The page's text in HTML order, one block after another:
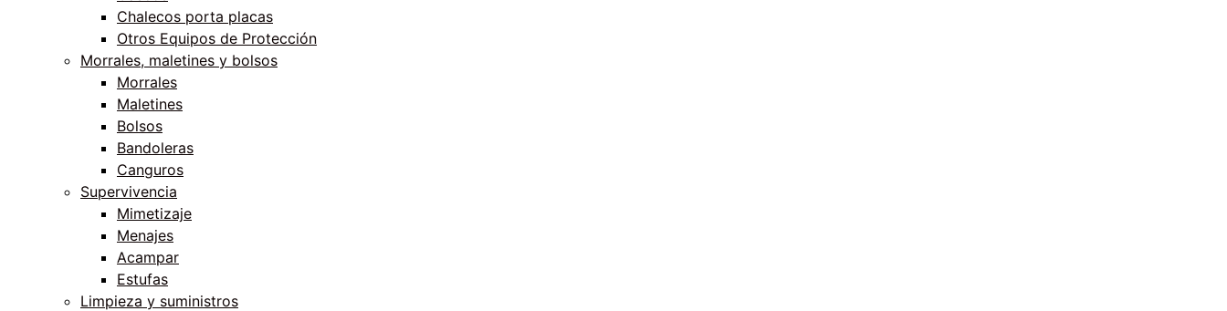
Chalecos porta placas
Otros Equipos de Protección
Morrales, maletines y bolsos
Morrales
Maletines
Bolsos
Bandoleras
Canguros
Supervivencia
Mimetizaje
Menajes
Acampar
Estufas
Limpieza y suministros